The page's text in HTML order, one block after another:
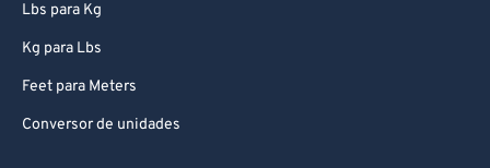
Lbs para Kg
Kg para Lbs
Feet para Meters
Conversor de unidades